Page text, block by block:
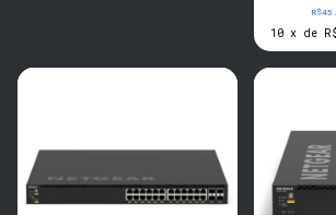
10 x de